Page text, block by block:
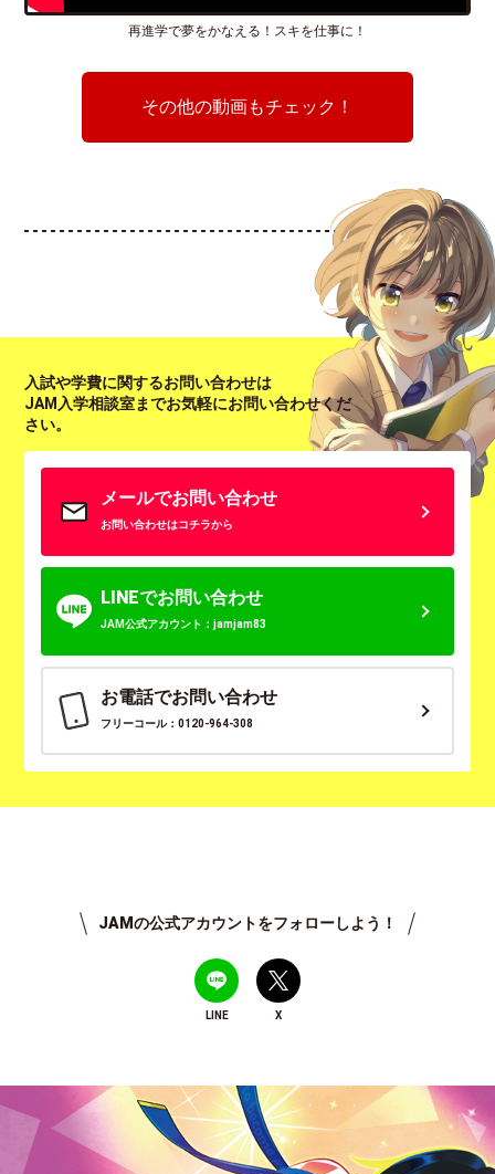
再進学で夢をかなえる！スキを仕事に！
その他の動画もチェック！
入試や学費に関するお問い合わせは
JAM入学相談室までお気軽にお問い合わせくだ
さい。
メールでお問い合わせ
お問い合わせはコチラから
LINEでお問い合わせ
JAM公式アカウント：jamjam83
お電話でお問い合わせ
フリーコール：0120-964-308
JAMの公式アカウントをフォローしよう！
LINE X